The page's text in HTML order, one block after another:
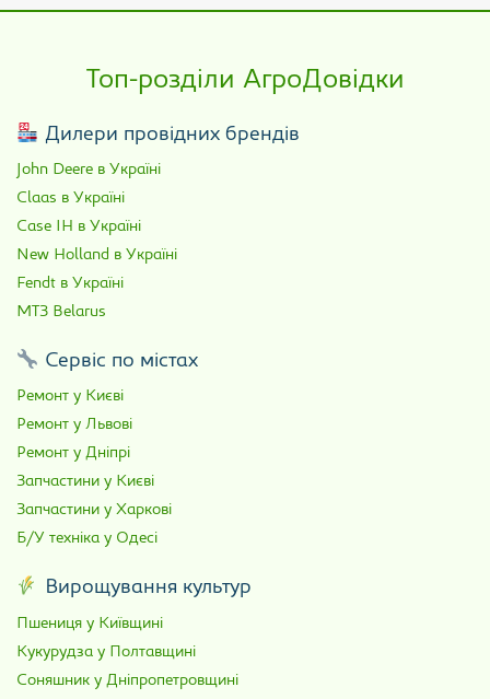
Топ-розділи АгроДовідки
Дилери провідних брендів
John Deere в Україні
Claas в Україні
Case IH в Україні
New Holland в Україні
Fendt в Україні
МТЗ Belarus
Сервіс по містах
Ремонт у Києві
Ремонт у Львові
Ремонт у Дніпрі
Запчастини у Києві
Запчастини у Харкові
Б/У техніка у Одесі
Вирощування культур
Пшениця у Київщині
Кукурудза у Полтавщині
Соняшник у Дніпропетровщині